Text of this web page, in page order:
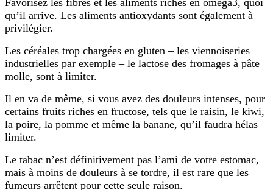
qu’il arrive. Les aliments antioxydants sont également à
privilégier.
Les céréales trop chargées en gluten – les viennoiseries
industrielles par exemple – le lactose des fromages à pâte
molle, sont à limiter.
Il en va de même, si vous avez des douleurs intenses, pour
certains fruits riches en fructose, tels que le raisin, le kiwi,
la poire, la pomme et même la banane, qu’il faudra hélas
limiter.
Le tabac n’est définitivement pas l’ami de votre estomac,
mais à moins de douleurs à se tordre, il est rare que les
fumeurs arrêtent pour cette seule raison.